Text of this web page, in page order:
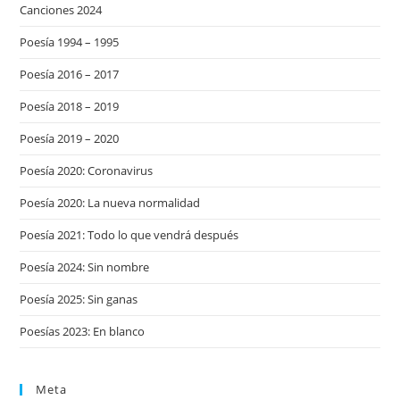
Canciones 2024
Poesía 1994 – 1995
Poesía 2016 – 2017
Poesía 2018 – 2019
Poesía 2019 – 2020
Poesía 2020: Coronavirus
Poesía 2020: La nueva normalidad
Poesía 2021: Todo lo que vendrá después
Poesía 2024: Sin nombre
Poesía 2025: Sin ganas
Poesías 2023: En blanco
Meta